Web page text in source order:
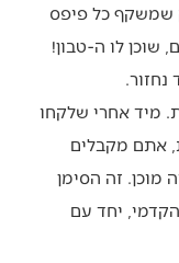
שמשקף כל פיפס
שוכן לו ה-טבון!
מיד אחרי שלקחו
אתם מקבלים
מוכן. זה הסימן
יחד עם